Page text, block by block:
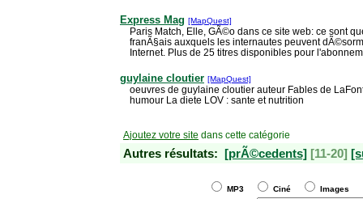
Express Mag [MapQuest]
Paris Match, Elle, GÃ©o dans ce site web: ce sont
franÃ§ais auxquels les internautes peuvent
Internet. Plus de 25 titres disponibles pour
guylaine cloutier [MapQuest]
oeuvres de guylaine cloutier auteur Fables de
humour La diete LOV : sante et nutrition
Ajoutez votre site dans cette catégorie
Autres résultats: [prÃ©cedents] [11-20]
MP3 Ciné Images